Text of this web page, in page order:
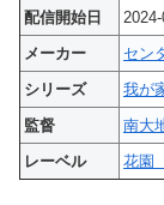
配信開始日
メーカー
セン
シリーズ
我が
監督
南大
レーベル
花園